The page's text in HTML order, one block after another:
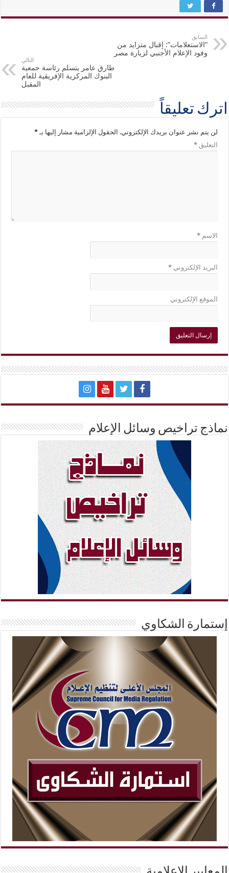
السابق
“الاستعلامات”: إقبال متزايد من
وفود الإعلام الأجنبي لزيارة مصر
التالي
طارق عامر يتسلم رئاسة جمعية
البنوك المركزية الإفريقية للعام
المقبل
اترك تعليقاً
لن يتم نشر عنوان بريدك الإلكتروني. الحقول الإلزامية مشار إليها بـ*
التعليق*
الاسم*
البريد الإلكتروني*
الموقع الإلكتروني
نماذج تراخيص وسائل الإعلام
إستمارة الشكاوي